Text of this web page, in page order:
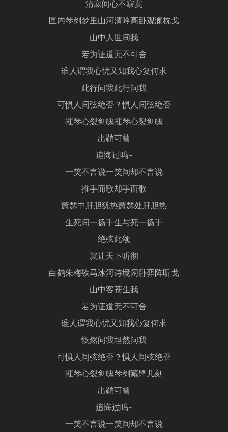
清寂间心不寂寞
匣内琴剑梦里山河清吟高卧观澜枕戈
山中人世间我
若为证道无不可舍
谁人谓我心忧又知我心复何求
此行问我此行问我
可惧人间弦绝否？惧人间弦绝否
摧琴心裂剑魄摧琴心裂剑魄
出鞘可曾
追悔过呜~
一笑不言说一笑间却不言说
推手而歌却手而歌
萧瑟中肝胆犹热萧瑟处肝胆热
生死间一扬手生与死一扬手
绝弦此颂
就让天下听彻
白鹤朱梅铁马冰河诗境闲卧弈阵听戈
山中客苍生我
若为证道无不可舍
谁人谓我心忧又知我心复何求
慨然问我坦然问我
可惧人间弦绝否？惧人间弦绝否
摧琴心裂剑魄琴剑藏锋几刻
出鞘可曾
追悔过呜~
一笑不言说一笑间却不言说